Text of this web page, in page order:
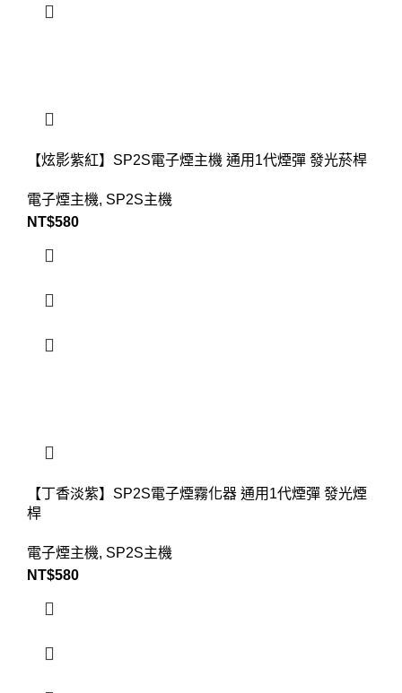
【炫影紫紅】SP2S電子煙主機 通用1代煙彈 發光菸桿
電子煙主機, SP2S主機
NT$580
【丁香淡紫】SP2S電子煙霧化器 通用1代煙彈 發光煙
桿
電子煙主機, SP2S主機
NT$580